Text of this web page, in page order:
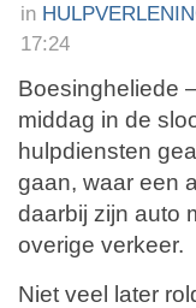
in
17:24
Boesingheliede
middag in de
hulpdiensten
gaan, waar een
daarbij zijn auto
overige verkeer.
Niet veel later